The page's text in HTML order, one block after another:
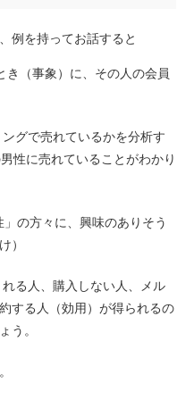
例を持ってお話すると
（事象）に、その人の会員
グで売れているかを分析す
性に売れていることがわかり
の方々に、興味のありそう
）
る人、購入しない人、メル
する人（効用）が得られるの
う。